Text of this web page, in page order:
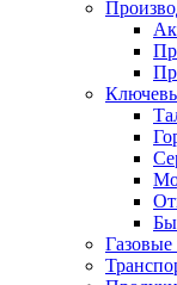
Газовые